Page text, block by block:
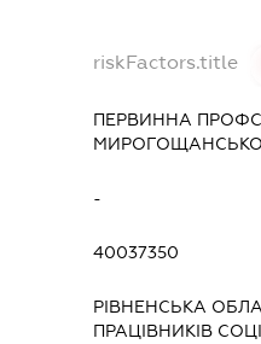
riskFactors.title
ПЕРВИННА
-
40037350
РІВНЕНСЬКА
ПРАЦІВНИКІВ